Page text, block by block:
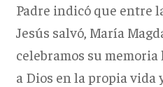
Padre indicó que entre
Jesús salvó, María
celebramos su
a Dios en la propia vida